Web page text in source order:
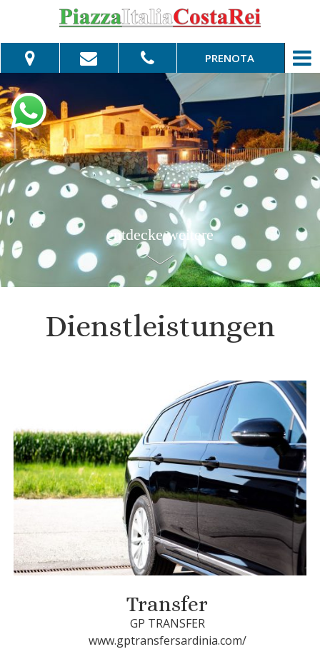
PRENOTA
Vom: Bis:
Erwachsene: Kinder:
entdecke weitere
Dienstleistungen
Transfer
GP TRANSFER
www.gptransfersardinia.com/